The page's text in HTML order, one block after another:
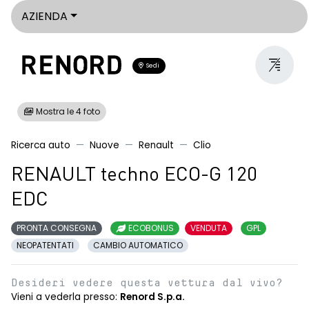
AZIENDA
Sedi
Mostra le 4 foto
Ricerca auto Nuove Renault Clio
RENAULT techno ECO-G 120
EDC
PRONTA CONSEGNA ECOBONUS VENDUTA
GPL
NEOPATENTATI
CAMBIO AUTOMATICO
Desideri vedere questa vettura dal vivo?
Vieni a vederla presso: Renord S.p.a.